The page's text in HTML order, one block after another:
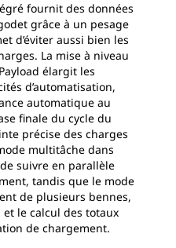
fournit des données
grâce à un pesage
d’éviter aussi bien les
La mise à niveau
élargit les
d’automatisation,
automatique au
finale du cycle du
précise des charges
multitâche dans
suivre en parallèle
tandis que le mode
de plusieurs bennes,
le calcul des totaux
de chargement.